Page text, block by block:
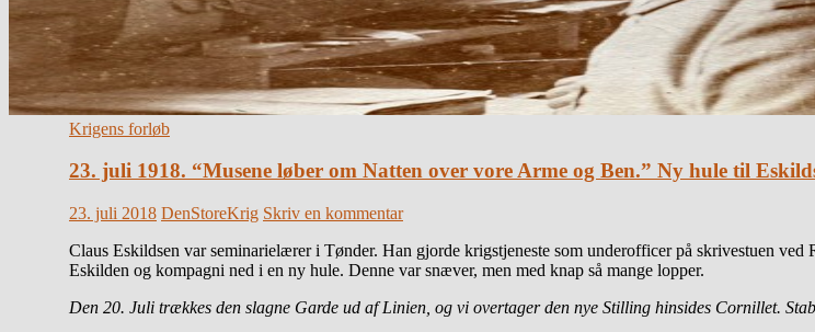
Krigens forløb
23. juli 1918. “Musene løber om Natten over vore Arme og Ben.” Ny hule til
23. juli 2018 DenStoreKrig Skriv en kommentar
Claus Eskildsen var seminarielærer i Tønder. Han gjorde krigstjeneste som underofficer på skrivestuen
Eskilden og kompagni ned i en ny hule. Denne var snæver, men med knap så mange lopper.
Den 20. Juli trækkes den slagne Garde ud af Linien, og vi overtager den nye Stilling hinsides Cornillet.